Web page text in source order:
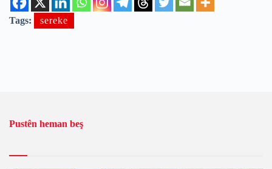
Tags: sereke
Pustên heman beş